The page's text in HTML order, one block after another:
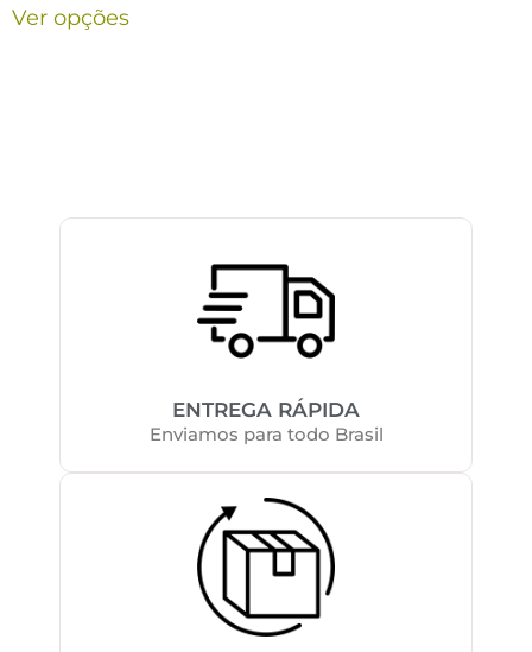
Ver opções
ENTREGA RÁPIDA
Enviamos para todo Brasil